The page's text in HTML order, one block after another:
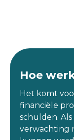
Hoe
Het komt
financiële
schulden.
verwachting